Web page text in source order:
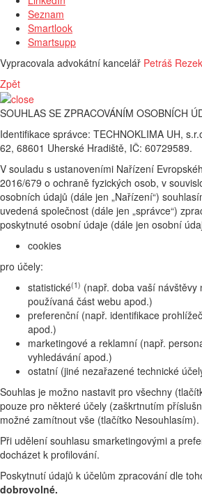
Seznam
Smartlook
Smartsupp
Vypracovala advokátní kancelář Petráš Rezek
Zpět
SOUHLAS SE ZPRACOVÁNÍM OSOBNÍCH
Identifikace správce: TECHNOKLIMA UH,
62, 68601 Uherské Hradiště, IČ: 60729589.
V souladu s ustanoveními Nařízení
2016/679 o ochraně fyzických osob, v
osobních údajů (dále jen „Nařízení“)
uvedená společnost (dále jen „správce“)
poskytnuté osobní údaje (dále jen osobní
cookies
pro účely:
statistické(1) (např. doba vaší
používaná část webu apod.)
preferenční (např. identifikace
apod.)
marketingové a reklamní (např.
vyhledávání apod.)
ostatní (jiné nezařazené technické
Souhlas je možno nastavit pro všechny
pouze pro některé účely (zaškrtnutím
možné zamítnout vše (tlačítko Nesouhlasím).
Při udělení souhlasu smarketingovými a
docházet k profilování.
Poskytnutí údajů k účelům zpracování dle
dobrovolné.